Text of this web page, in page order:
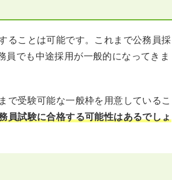
ることは可能です。これまで公務員採
でも中途採用が一般的になってきま
で受験可能な一般枠を用意しているこ
員試験に合格する可能性はあるでしょ